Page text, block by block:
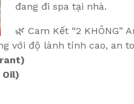
đang đi spa tại nhà.
🌿 Cam Kết “2 KHÔNG”
với độ lành tính cao, an
Oil)